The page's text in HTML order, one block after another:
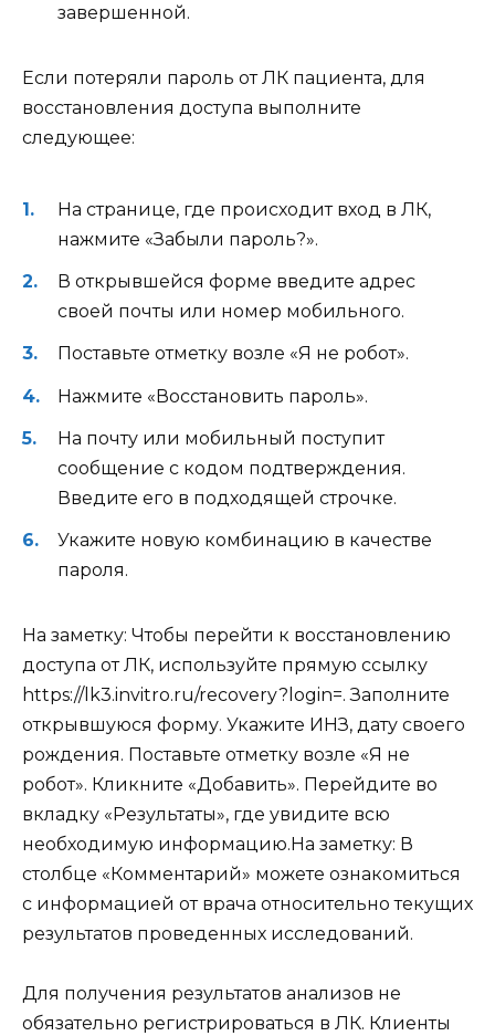
завершенной.
Если потеряли пароль от ЛК пациента, для
восстановления доступа выполните
следующее:
На странице, где происходит вход в ЛК,
нажмите «Забыли пароль?».
В открывшейся форме введите адрес
своей почты или номер мобильного.
Поставьте отметку возле «Я не робот».
Нажмите «Восстановить пароль».
На почту или мобильный поступит
сообщение с кодом подтверждения.
Введите его в подходящей строчке.
Укажите новую комбинацию в качестве
пароля.
На заметку: Чтобы перейти к восстановлению
доступа от ЛК, используйте прямую ссылку
https://lk3.invitro.ru/recovery?login=. Заполните
открывшуюся форму. Укажите ИНЗ, дату своего
рождения. Поставьте отметку возле «Я не
робот». Кликните «Добавить». Перейдите во
вкладку «Результаты», где увидите всю
необходимую информацию.На заметку: В
столбце «Комментарий» можете ознакомиться
с информацией от врача относительно текущих
результатов проведенных исследований.
Для получения результатов анализов не
обязательно регистрироваться в ЛК. Клиенты